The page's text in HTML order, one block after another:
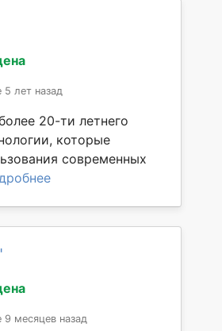
5 лет назад
20-ти летнего
которые
современных
9 месяцев назад